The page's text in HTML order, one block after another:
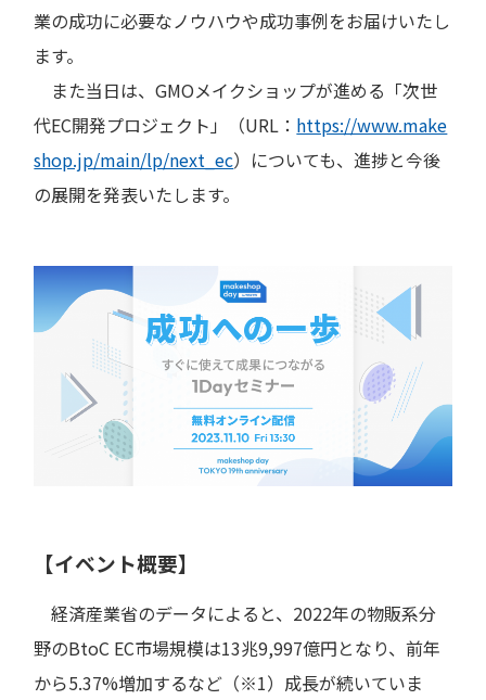
業の成功に必要なノウハウや成功事例をお届けいたし
ます。
また当日は、GMOメイクショップが進める「次世
代EC開発プロジェクト」（URL： https://www.make
shop.jp/main/lp/next_ec）についても、進捗と今後
の展開を発表いたします。
【イベント概要】
経済産業省のデータによると、2022年の物販系分
野のBtoC EC市場規模は13兆9,997億円となり、前年
から5.37%増加するなど（※1）成長が続いていま